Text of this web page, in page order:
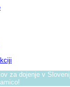
za dojenje v